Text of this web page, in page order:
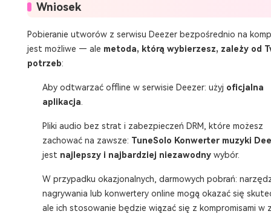
Wniosek
Pobieranie utworów z serwisu Deezer bezpośrednio na
jest możliwe — ale metoda, którą wybierzesz, zależy od
potrzeb:
Aby odtwarzać offline w serwisie Deezer: użyj oficjalna
aplikacja
Pliki audio bez strat i zabezpieczeń DRM, które możesz
zachować na zawsze: TuneSolo Konwerter muzyki
jest najlepszy i najbardziej niezawodnywybór.
W przypadku okazjonalnych, darmowych pobrań:
nagrywania lub konwertery online mogą okazać się
ale ich stosowanie będzie wiązać się z kompromisami w